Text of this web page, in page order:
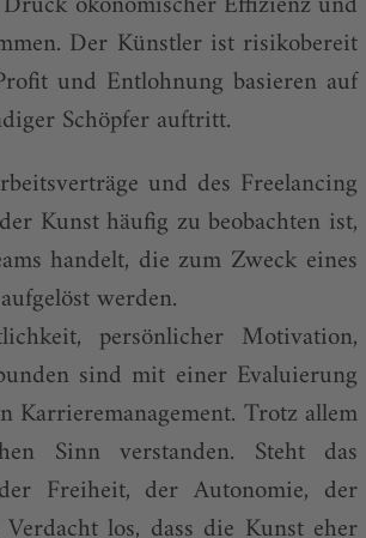
Der Künstler ist risikobereit
und Entlohnung basieren auf
Schöpfer auftritt.
und des Freelancing
Kunst häufig zu beobachten ist,
handelt, die zum Zweck eines
werden.
persönlicher Motivation,
sind mit einer Evaluierung
Karrieremanagement. Trotz allem
Sinn verstanden. Steht das
Freiheit, der Autonomie, der
los, dass die Kunst eher